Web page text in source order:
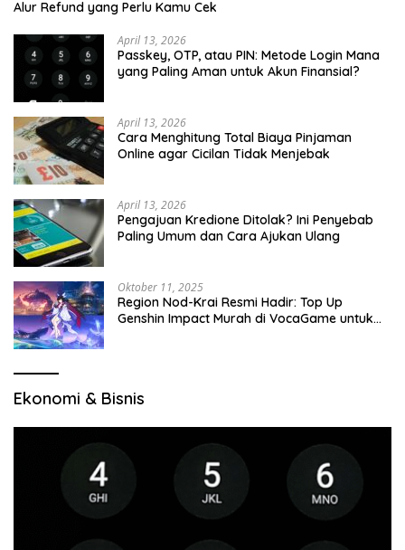
Alur Refund yang Perlu Kamu Cek
April 13, 2026
Passkey, OTP, atau PIN: Metode Login Mana
yang Paling Aman untuk Akun Finansial?
April 13, 2026
Cara Menghitung Total Biaya Pinjaman
Online agar Cicilan Tidak Menjebak
April 13, 2026
Pengajuan Kredione Ditolak? Ini Penyebab
Paling Umum dan Cara Ajukan Ulang
Oktober 11, 2025
Region Nod-Krai Resmi Hadir: Top Up
Genshin Impact Murah di VocaGame untuk
Ekonomi & Bisnis